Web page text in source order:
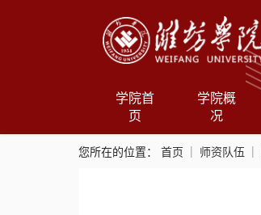
学院首
页
学院概
况
您所在的位置： 首页 师资队伍